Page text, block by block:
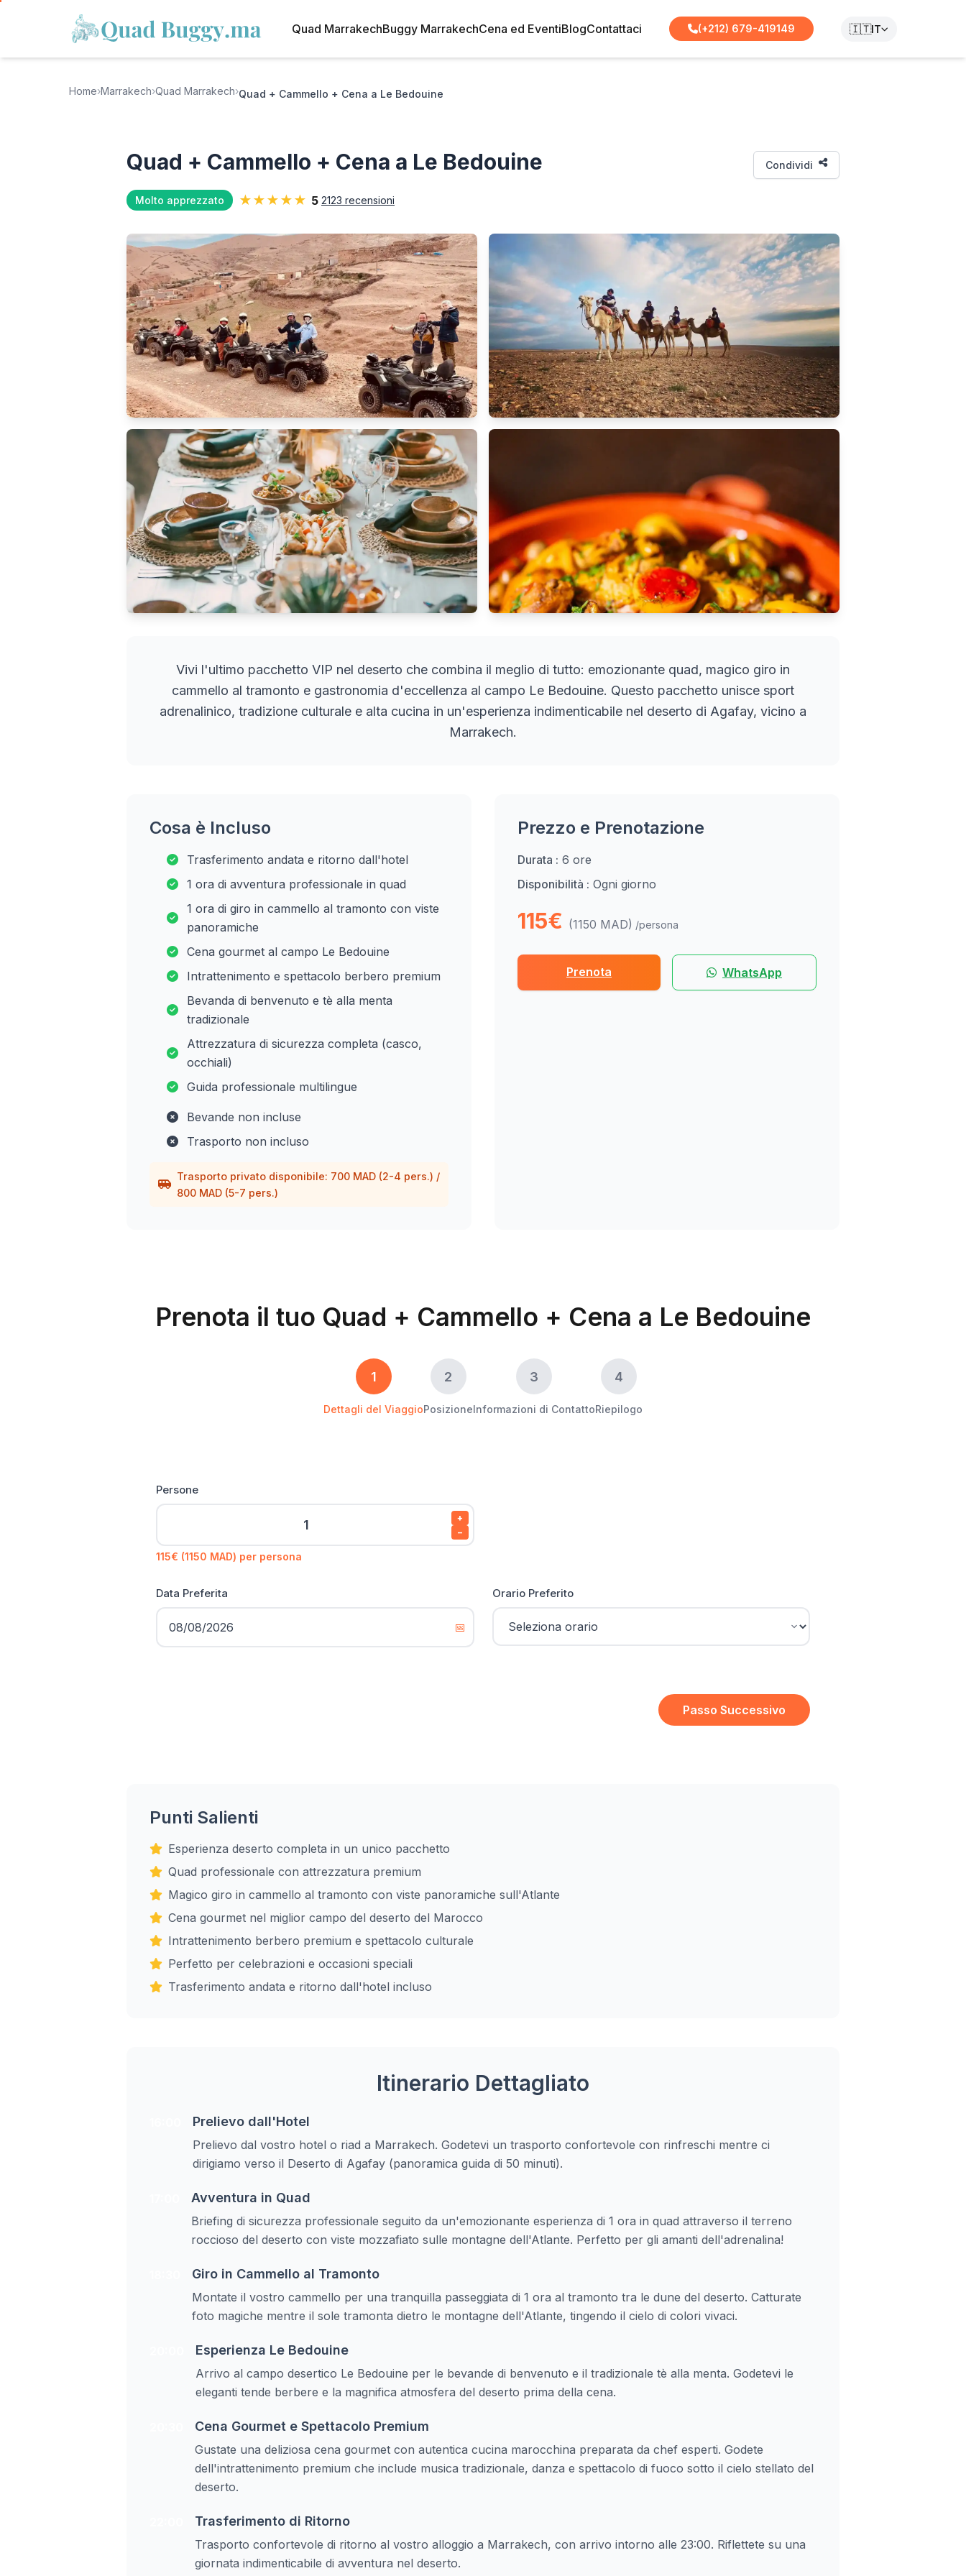
Quad MarrakechBuggy MarrakechCena ed EventiBlogContattaci (+212) 679-419149 🇮🇹IT
Home›Marrakech›Quad Marrakech›Quad + Cammello + Cena a Le Bedouine
Quad + Cammello + Cena a Le Bedouine
Molto apprezzato ★★★★★ 5 2123 recensioni
Condividi
Vivi l'ultimo pacchetto VIP nel deserto che combina il meglio di tutto: emozionante quad, magico giro in
cammello al tramonto e gastronomia d'eccellenza al campo Le Bedouine. Questo pacchetto unisce sport
adrenalinico, tradizione culturale e alta cucina in un'esperienza indimenticabile nel deserto di Agafay, vicino a
Marrakech.
Cosa è Incluso
Trasferimento andata e ritorno dall'hotel
1 ora di avventura professionale in quad
1 ora di giro in cammello al tramonto con viste
panoramiche
Cena gourmet al campo Le Bedouine
Intrattenimento e spettacolo berbero premium
Bevanda di benvenuto e tè alla menta
tradizionale
Attrezzatura di sicurezza completa (casco,
occhiali)
Guida professionale multilingue
Bevande non incluse
Trasporto non incluso
Trasporto privato disponibile: 700 MAD (2-4 pers.) /
800 MAD (5-7 pers.)
Prezzo e Prenotazione
Durata : 6 ore
Disponibilità : Ogni giorno
115€ (1150 MAD) /persona
Prenota WhatsApp
Prenota il tuo Quad + Cammello + Cena a Le Bedouine
1
Dettagli del Viaggio
2
Posizione
3
Informazioni di Contatto
4
Riepilogo
Persone
+
−
115€ (1150 MAD) per persona
Data Preferita
📅
Orario Preferito
Passo Successivo
Punti Salienti
Esperienza deserto completa in un unico pacchetto
Quad professionale con attrezzatura premium
Magico giro in cammello al tramonto con viste panoramiche sull'Atlante
Cena gourmet nel miglior campo del deserto del Marocco
Intrattenimento berbero premium e spettacolo culturale
Perfetto per celebrazioni e occasioni speciali
Trasferimento andata e ritorno dall'hotel incluso
Itinerario Dettagliato
Prelievo dall'Hotel
Prelievo dal vostro hotel o riad a Marrakech. Godetevi un trasporto confortevole con rinfreschi mentre ci
dirigiamo verso il Deserto di Agafay (panoramica guida di 50 minuti).
Avventura in Quad
Briefing di sicurezza professionale seguito da un'emozionante esperienza di 1 ora in quad attraverso il terreno
roccioso del deserto con viste mozzafiato sulle montagne dell'Atlante. Perfetto per gli amanti dell'adrenalina!
Giro in Cammello al Tramonto
Montate il vostro cammello per una tranquilla passeggiata di 1 ora al tramonto tra le dune del deserto. Catturate
foto magiche mentre il sole tramonta dietro le montagne dell'Atlante, tingendo il cielo di colori vivaci.
Esperienza Le Bedouine
Arrivo al campo desertico Le Bedouine per le bevande di benvenuto e il tradizionale tè alla menta. Godetevi le
eleganti tende berbere e la magnifica atmosfera del deserto prima della cena.
Cena Gourmet e Spettacolo Premium
Gustate una deliziosa cena gourmet con autentica cucina marocchina preparata da chef esperti. Godete
dell'intrattenimento premium che include musica tradizionale, danza e spettacolo di fuoco sotto il cielo stellato del
deserto.
Trasferimento di Ritorno
Trasporto confortevole di ritorno al vostro alloggio a Marrakech, con arrivo intorno alle 23:00. Riflettete su una
giornata indimenticabile di avventura nel deserto.